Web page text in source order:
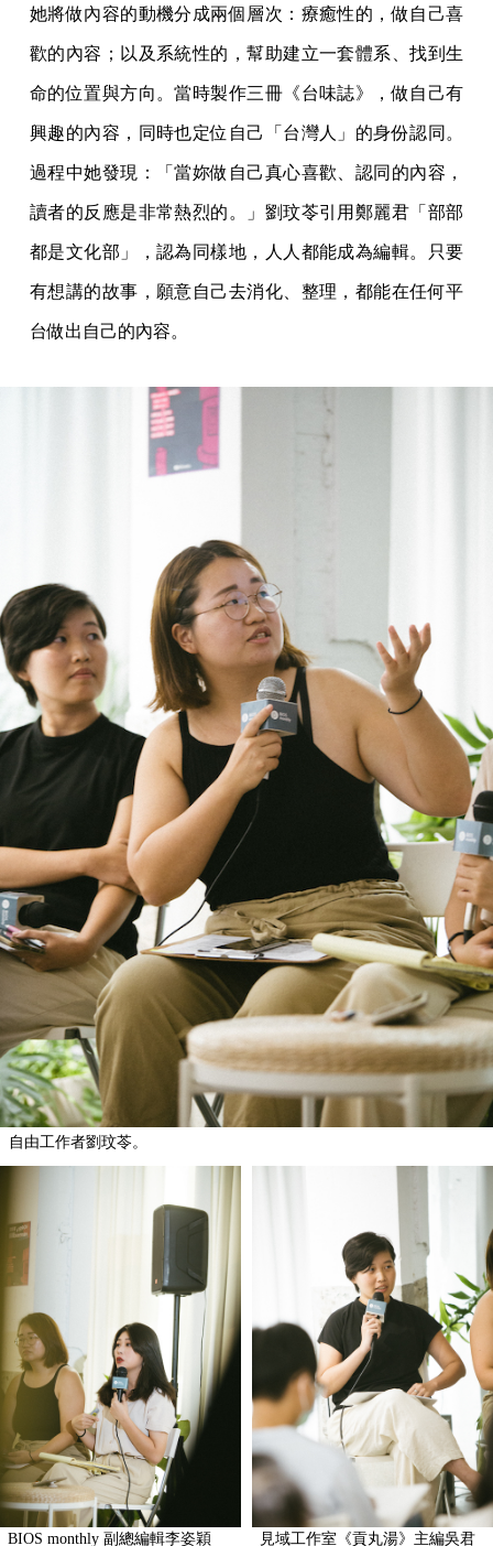
她將做內容的動機分成兩個層次：療癒性的，做自己喜
歡的內容；以及系統性的，幫助建立一套體系、找到生
命的位置與方向。當時製作三冊《台味誌》，做自己有
興趣的內容，同時也定位自己「台灣人」的身份認同。
過程中她發現：「當妳做自己真心喜歡、認同的內容，
讀者的反應是非常熱烈的。」劉玟苓引用鄭麗君「部部
都是文化部」，認為同樣地，人人都能成為編輯。只要
有想講的故事，願意自己去消化、整理，都能在任何平
台做出自己的內容。
自由工作者劉玟苓。
BIOS monthly 副總編輯李姿穎
見域工作室《貢丸湯》主編吳君